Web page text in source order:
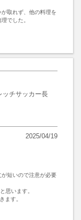
取れず、他の料理を
でした。
チサッカー長
2025/04/19
短いので注意が必要
思います。
ます。